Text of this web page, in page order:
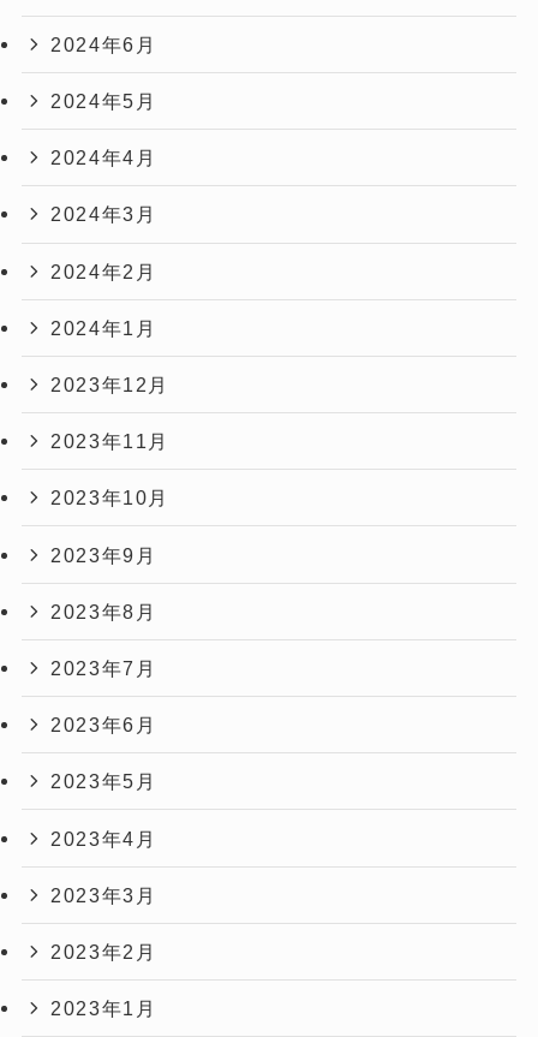
2024年6月
2024年5月
2024年4月
2024年3月
2024年2月
2024年1月
2023年12月
2023年11月
2023年10月
2023年9月
2023年8月
2023年7月
2023年6月
2023年5月
2023年4月
2023年3月
2023年2月
2023年1月